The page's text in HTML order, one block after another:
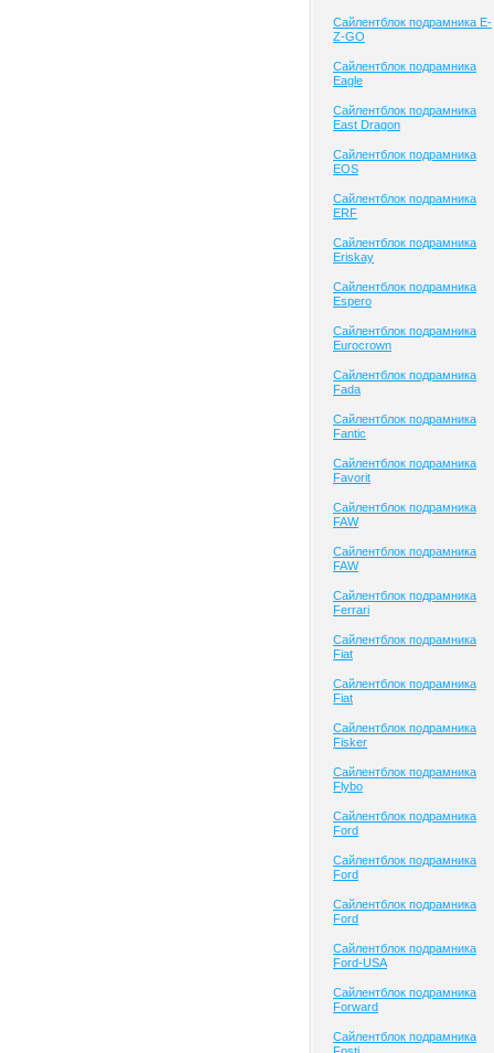
Сайлентблок подрамника E-
Z-GO
Сайлентблок подрамника
Eagle
Сайлентблок подрамника
East Dragon
Сайлентблок подрамника
EOS
Сайлентблок подрамника
ERF
Сайлентблок подрамника
Eriskay
Сайлентблок подрамника
Espero
Сайлентблок подрамника
Eurocrown
Сайлентблок подрамника
Fada
Сайлентблок подрамника
Fantic
Сайлентблок подрамника
Favorit
Сайлентблок подрамника
FAW
Сайлентблок подрамника
FAW
Сайлентблок подрамника
Ferrari
Сайлентблок подрамника
Fiat
Сайлентблок подрамника
Fiat
Сайлентблок подрамника
Fisker
Сайлентблок подрамника
Flybo
Сайлентблок подрамника
Ford
Сайлентблок подрамника
Ford
Сайлентблок подрамника
Ford
Сайлентблок подрамника
Ford-USA
Сайлентблок подрамника
Forward
Сайлентблок подрамника